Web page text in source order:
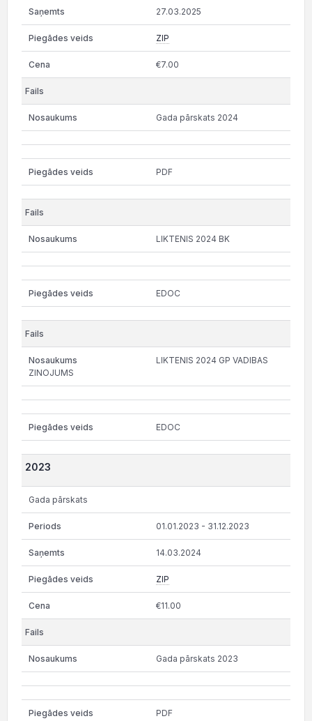
27.03.2025
ZIP
€7.00
Gada pārskats 2024
PDF
LIKTENIS 2024 BK
EDOC
LIKTENIS 2024 GP VADIBAS
ZINOJUMS
EDOC
2023
Gada pārskats
01.01.2023 - 31.12.2023
14.03.2024
ZIP
€11.00
Gada pārskats 2023
PDF